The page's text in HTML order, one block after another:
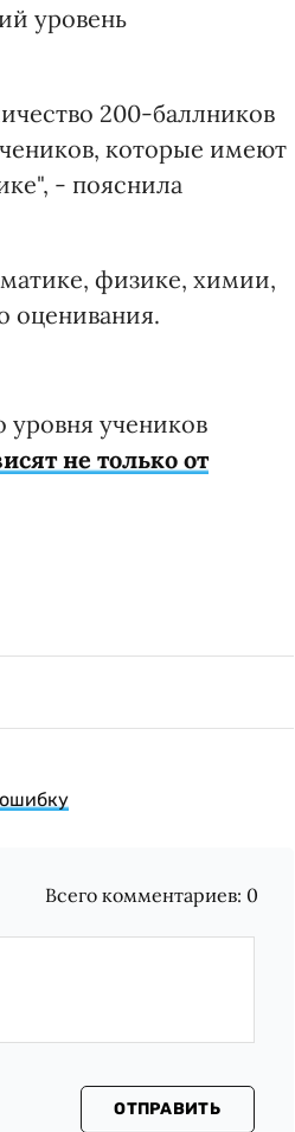
уровень
200-баллников
которые имеют
- пояснила
физике, химии,
оценивания.
уровня учеников
не только от
Всего комментариев: 0
ОТПРАВИТЬ